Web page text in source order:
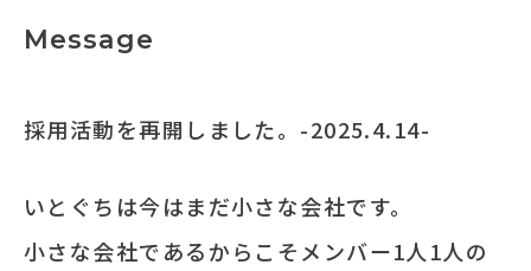
Message
採用活動を再開しました。-2025.4.14-
いとぐちは今はまだ小さな会社です。
小さな会社であるからこそメンバー1人1人の